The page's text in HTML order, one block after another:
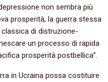
non sembra più
prosperità, la guerra stessa
di distruzione-
un processo di rapida
prosperità postbellica”.
in Ucraina possa costituire